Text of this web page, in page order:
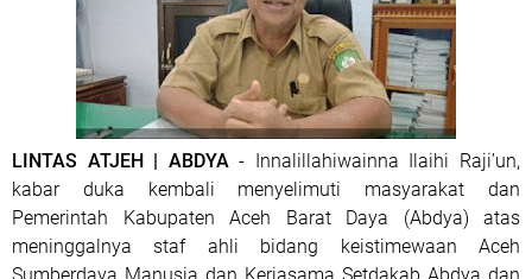
LINTAS ATJEH | ABDYA- Innalillahiwainna Ilaihi Raji’un,
kabar duka kembali menyelimuti masyarakat dan
Pemerintah Kabupaten Aceh Barat Daya (Abdya) atas
meninggalnya staf ahli bidang keistimewaan Aceh